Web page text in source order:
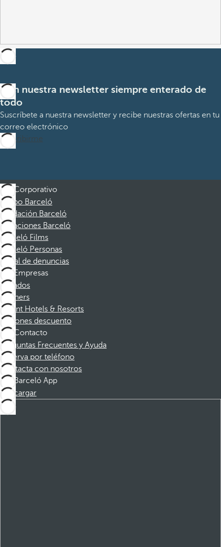
Con nuestra newsletter siempre enterado de
todo
Suscríbete a nuestra newsletter y recibe nuestras ofertas en tu
correo electrónico
Suscribirme
Corporativo
Grupo Barceló
Fundación Barceló
Vacaciones Barceló
Barceló Films
Barceló Personas
Canal de denuncias
Empresas
Afiliados
Partners
Dorint Hotels & Resorts
Cupones descuento
Contacto
Preguntas Frecuentes y Ayuda
Reserva por teléfono
Contacta con nosotros
Barceló App
Descargar